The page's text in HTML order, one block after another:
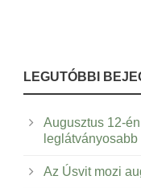
LEGUTÓBBI
Augusztus 12-
Az Úsvit mozi